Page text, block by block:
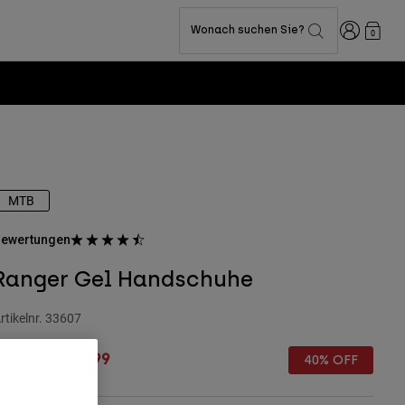
Wonach suchen Sie? Anmelden
0
MTB
Gel Handschuhe
33607
Price reduced from
€ 20,99 40% OFF